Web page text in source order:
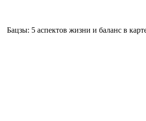
Бацзы: 5 аспектов жизни и баланс в